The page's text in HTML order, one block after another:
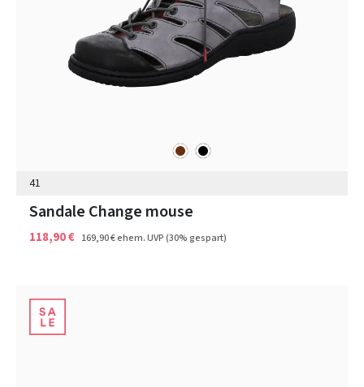
braunschwarz
41
Sandale Change mouse
118,90 € 169,90 €ehem. UVP(30% gespart)